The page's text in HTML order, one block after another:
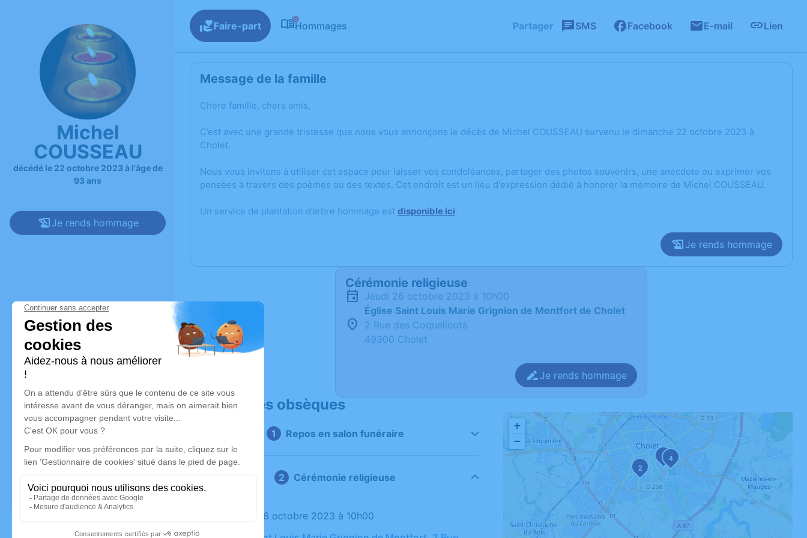
Michel
COUSSEAU
décédé le 22 octobre 2023 à l'âge de
93 ans
Je rends hommage
Faire-part Hommages Partager SMS Facebook E-mail Lien
Message de la famille
Chère famille, chers amis,
C’est avec une grande tristesse que nous vous annonçons le décès de Michel COUSSEAU survenu le dimanche 22 octobre 2023 à
Cholet.
Nous vous invitons à utiliser cet espace pour laisser vos condoléances, partager des photos souvenirs, une anecdote ou exprimer vos
pensées à travers des poèmes ou des textes. Cet endroit est un lieu d'expression dédié à honorer la mémoire de Michel COUSSEAU.
Un service de plantation d’arbre hommage est disponible ici.
Je rends hommage
Cérémonie religieuse
jeudi 26 octobre 2023 à 10h00
Église Saint Louis Marie Grignion de Montfort de Cholet
2 Rue des Coquelicots
49300 Cholet
Je rends hommage
Déroulé des obsèques
Repos en salon funéraire
Cérémonie religieuse
Le jeudi 26 octobre 2023 à 10h00
1
2
4
+
−